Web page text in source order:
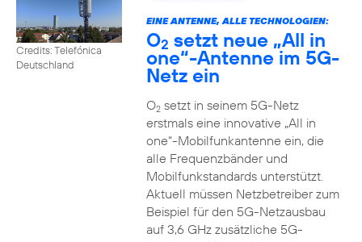
Credits: Telefónica
Deutschland
EINE ANTENNE, ALLE TECHNOLOGIEN:
O2 setzt neue „All in
one“-Antenne im 5G-
Netz ein
O2setzt in seinem 5G-Netz
erstmals eine innovative „All in
one“-Mobilfunkantenne ein, die
alle Frequenzbänder und
Mobilfunkstandards unterstützt.
Aktuell müssen Netzbetreiber zum
Beispiel für den 5G-Netzausbau
auf 3,6 GHz zusätzliche 5G-